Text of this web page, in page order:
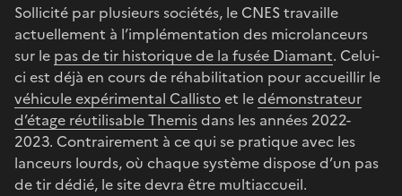
Sollicité par plusieurs sociétés, le CNES travaille
actuellement à l’implémentation des microlanceurs
sur le pas de tir historique de la fusée Diamant. Celui-
ci est déjà en cours de réhabilitation pour accueillir le
véhicule expérimental Callistoet ledémonstrateur
d’étage réutilisable Themisdans les années 2022-
2023. Contrairement à ce qui se pratique avec les
lanceurs lourds, où chaque système dispose d’un pas
de tir dédié, le site devra être multiaccueil.